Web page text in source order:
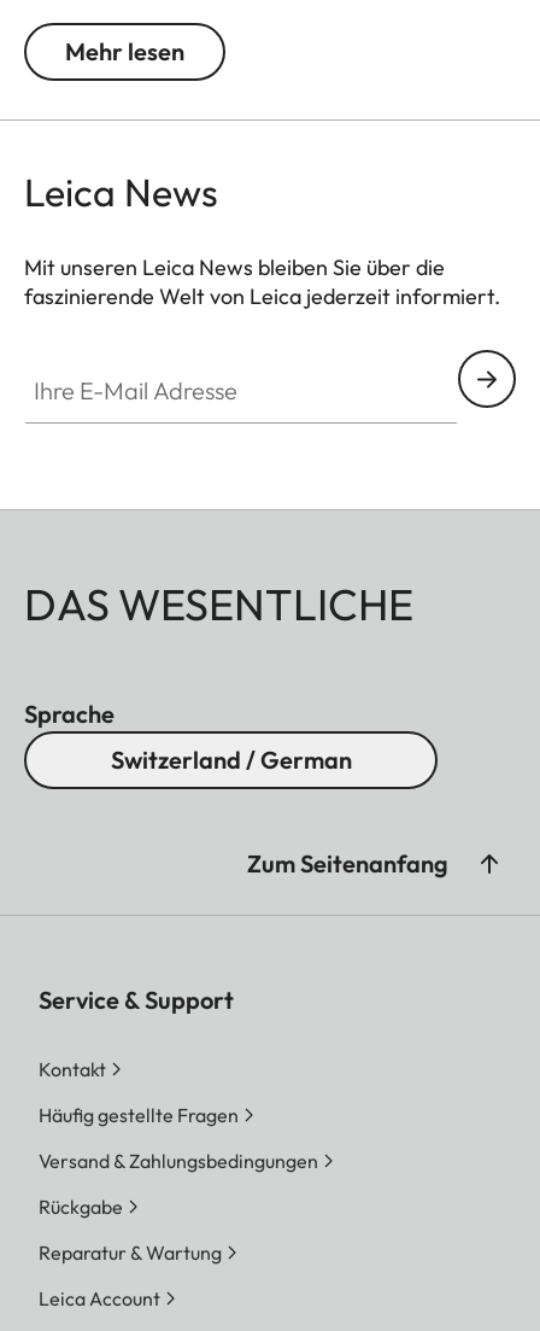
einem Stativ.
Mehr lesen
Leica News
Mit unseren Leica News bleiben Sie über die
faszinierende Welt von Leica jederzeit informiert.
DAS WESENTLICHE
Sprache
Switzerland / German
Zum Seitenanfang
Service & Support
Kontakt
Häufig gestellte Fragen
Versand & Zahlungsbedingungen
Rückgabe
Reparatur & Wartung
Leica Account